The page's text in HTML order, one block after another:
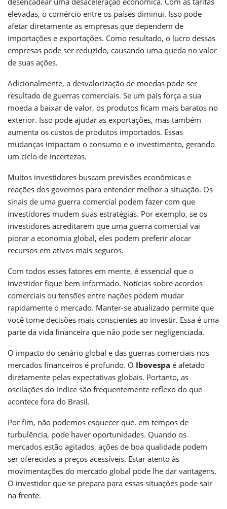
elevadas, o comércio entre os países diminui. Isso pode
afetar diretamente as empresas que dependem de
importações e exportações. Como resultado, o lucro dessas
empresas pode ser reduzido, causando uma queda no valor
de suas ações.
Adicionalmente, a desvalorização de moedas pode ser
resultado de guerras comerciais. Se um país força a sua
moeda a baixar de valor, os produtos ficam mais baratos no
exterior. Isso pode ajudar as exportações, mas também
aumenta os custos de produtos importados. Essas
mudanças impactam o consumo e o investimento, gerando
um ciclo de incertezas.
Muitos investidores buscam previsões econômicas e
reações dos governos para entender melhor a situação. Os
sinais de uma guerra comercial podem fazer com que
investidores mudem suas estratégias. Por exemplo, se os
investidores acreditarem que uma guerra comercial vai
piorar a economia global, eles podem preferir alocar
recursos em ativos mais seguros.
Com todos esses fatores em mente, é essencial que o
investidor fique bem informado. Notícias sobre acordos
comerciais ou tensões entre nações podem mudar
rapidamente o mercado. Manter-se atualizado permite que
você tome decisões mais conscientes ao investir. Essa é uma
parte da vida financeira que não pode ser negligenciada.
O impacto do cenário global e das guerras comerciais nos
mercados financeiros é profundo. O Ibovespa é afetado
diretamente pelas expectativas globais. Portanto, as
oscilações do índice são frequentemente reflexo do que
acontece fora do Brasil.
Por fim, não podemos esquecer que, em tempos de
turbulência, pode haver oportunidades. Quando os
mercados estão agitados, ações de boa qualidade podem
ser oferecidas a preços acessíveis. Estar atento às
movimentações do mercado global pode lhe dar vantagens.
O investidor que se prepara para essas situações pode sair
na frente.